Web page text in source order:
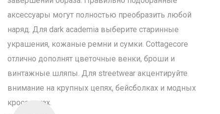
аксессуары могут полностью преобразить любой
наряд. Для dark academia выберите старинные
украшения, кожаные ремни и сумки. Cottagecore
отлично дополнят цветочные венки, броши и
винтажные шляпы. Для streetwear акцентируйте
внимание на крупных цепях, бейсболках и модных
кроссовках.